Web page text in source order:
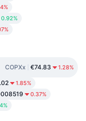
0.92%
COPXx €74.83 1.28%
1.85%
0.37%